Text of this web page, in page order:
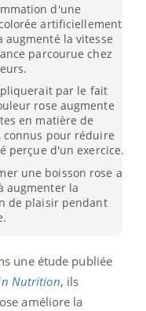
d'une
artificiellement
augmenté la vitesse
parcourue chez
par le fait
rose augmente
en matière de
connus pour réduire
perçue d'un exercice.
une boisson rose a
augmenter la
de plaisir pendant
une étude publiée
Nutrition, ils
améliore la